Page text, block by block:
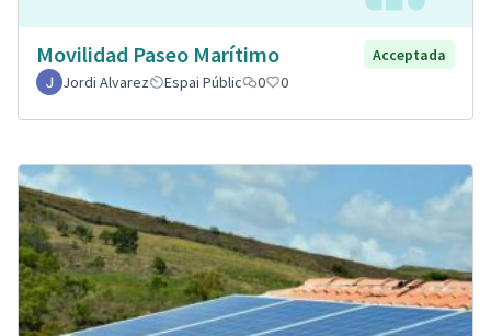
Movilidad Paseo Marítimo
Acceptada
Jordi Alvarez
Espai Públic 0 0